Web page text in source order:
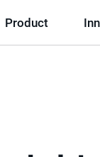
Product